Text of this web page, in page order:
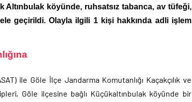
Altınbulak köyünde, ruhsatsız tabanca, av tüfeği,
geçirildi. Olayla ilgili 1 kişi hakkında adli işlem
ile Göle İlçe Jandarma Komutanlığı Kaçakçılık ve
Göle ilçesine bağlı Küçükaltınbulak köyünde bir